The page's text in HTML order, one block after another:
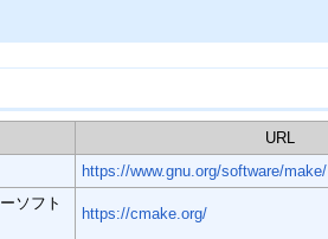
URL
https://www.gnu.org/software/make/
ソフト
https://cmake.org/